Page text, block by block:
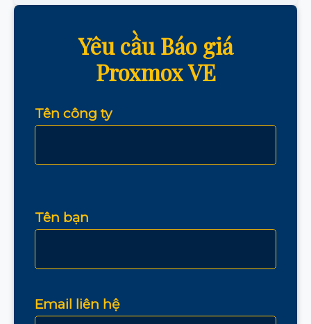
Yêu cầu Báo giá
Proxmox VE
Tên công ty
Tên bạn
Email liên hệ